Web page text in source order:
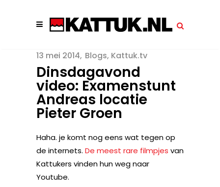
13 mei 2014 Blogs, Kattuk.tv
Dinsdagavond
video: Examenstunt
Andreas locatie
Pieter Groen
Haha. je komt nog eens wat tegen op
de internets. De meest rare filmpjes van
Kattukers vinden hun weg naar
Youtube.